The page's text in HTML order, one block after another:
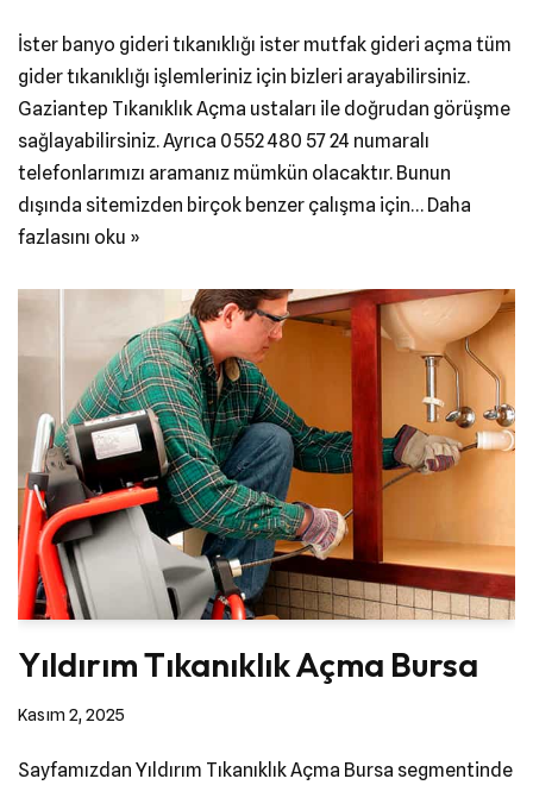
İster banyo gideri tıkanıklığı ister mutfak gideri açma tüm
gider tıkanıklığı işlemleriniz için bizleri arayabilirsiniz.
Gaziantep Tıkanıklık Açma ustaları ile doğrudan görüşme
sağlayabilirsiniz. Ayrıca 0552 480 57 24 numaralı
telefonlarımızı aramanız mümkün olacaktır. Bunun
dışında sitemizden birçok benzer çalışma için… Daha
fazlasını oku »
Yıldırım Tıkanıklık Açma Bursa
Kasım 2, 2025
Sayfamızdan Yıldırım Tıkanıklık Açma Bursa segmentinde